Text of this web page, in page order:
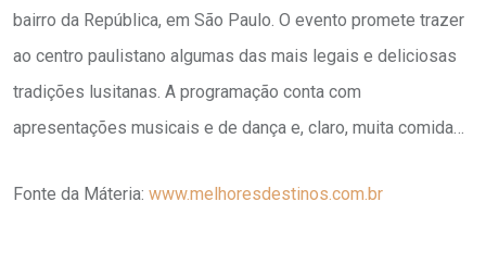
bairro da República, em São Paulo. O evento promete trazer
ao centro paulistano algumas das mais legais e deliciosas
tradições lusitanas. A programação conta com
apresentações musicais e de dança e, claro, muita comida…
Fonte da Máteria: www.melhoresdestinos.com.br